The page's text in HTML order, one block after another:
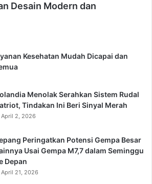
Desain Modern dan
Kesehatan Mudah Dicapai dan
Menolak Serahkan Sistem Rudal
Tindakan Ini Beri Sinyal Merah
April 2, 2026
Peringatkan Potensi Gempa Besar
Usai Gempa M7,7 dalam Seminggu
Depan
April 21, 2026